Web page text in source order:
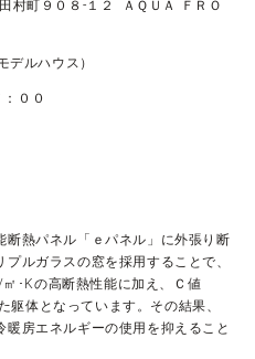
村町９０８-１２ ＡＱＵＡ ＦＲＯ
ルハウス）
００
断熱パネル「ｅパネル」に外張り断
ルガラスの窓を採用することで、
･Kの高断熱性能に加え、Ｃ値
体となっています。その結果、
房エネルギーの使用を抑えること